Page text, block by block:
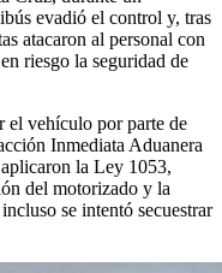
evadió el control y, tras
atacaron al personal con
riesgo la seguridad de
el vehículo por parte de
Inmediata Aduanera
la Ley 1053,
del motorizado y la
se intentó secuestrar